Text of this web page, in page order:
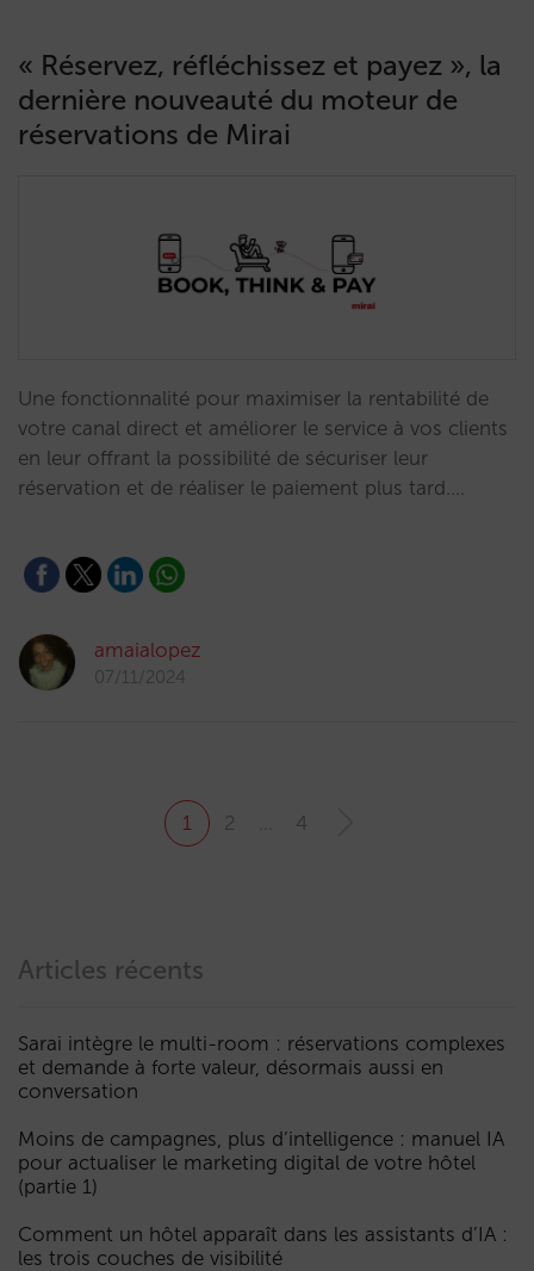
« Réservez, réfléchissez et payez », la
dernière nouveauté du moteur de
réservations de Mirai
Une fonctionnalité pour maximiser la rentabilité de
votre canal direct et améliorer le service à vos clients
en leur offrant la possibilité de sécuriser leur
réservation et de réaliser le paiement plus tard.…
amaialopez
07/11/2024
1 2 4
Articles récents
Sarai intègre le multi-room : réservations complexes
et demande à forte valeur, désormais aussi en
conversation
Moins de campagnes, plus d’intelligence : manuel IA
pour actualiser le marketing digital de votre hôtel
(partie 1)
Comment un hôtel apparaît dans les assistants d’IA :
les trois couches de visibilité